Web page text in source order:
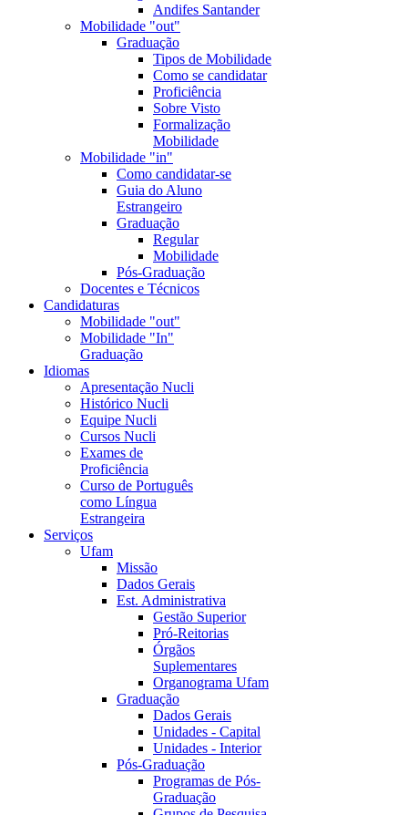
Andifes Santander
Mobilidade "out"
Graduação
Tipos de Mobilidade
Como se candidatar
Proficiência
Sobre Visto
Formalização
Mobilidade
Mobilidade "in"
Como candidatar-se
Guia do Aluno
Estrangeiro
Graduação
Regular
Mobilidade
Pós-Graduação
Docentes e Técnicos
Candidaturas
Mobilidade "out"
Mobilidade "In"
Graduação
Idiomas
Apresentação Nucli
Histórico Nucli
Equipe Nucli
Cursos Nucli
Exames de
Proficiência
Curso de Português
como Língua
Estrangeira
Serviços
Ufam
Missão
Dados Gerais
Est. Administrativa
Gestão Superior
Pró-Reitorias
Órgãos
Suplementares
Organograma Ufam
Graduação
Dados Gerais
Unidades - Capital
Unidades - Interior
Pós-Graduação
Programas de Pós-
Graduação